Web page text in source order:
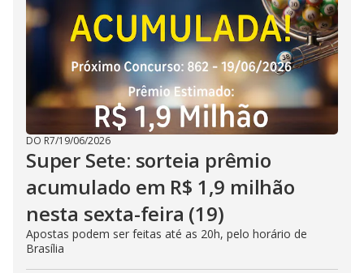
DO R7/19/06/2026
Super Sete: sorteia prêmio
acumulado em R$ 1,9 milhão
nesta sexta-feira (19)
Apostas podem ser feitas até as 20h, pelo horário de
Brasília